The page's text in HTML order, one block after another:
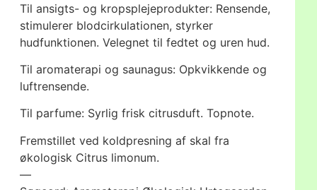
Til ansigts- og kropsplejeprodukter: Rensende,
stimulerer blodcirkulationen, styrker
hudfunktionen. Velegnet til fedtet og uren hud.
Til aromaterapi og saunagus: Opkvikkende og
luftrensende.
Til parfume: Syrlig frisk citrusduft. Topnote.
Fremstillet ved koldpresning af skal fra
økologisk Citrus limonum.
—